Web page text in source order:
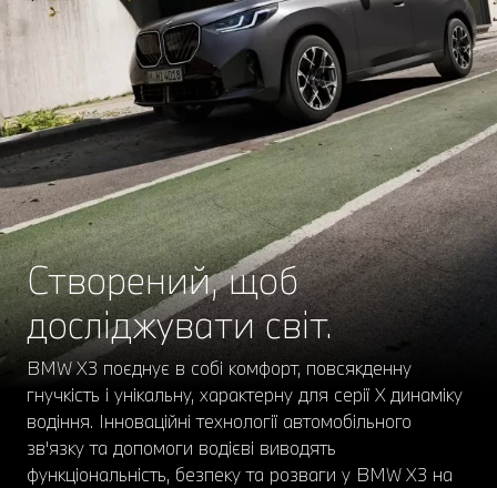
Створений, щоб
досліджувати світ.
BMW X3 поєднує в собі комфорт, повсякденну
гнучкість і унікальну, характерну для серії X динаміку
водіння. Інноваційні технології автомобільного
зв'язку та допомоги водієві виводять
функціональність, безпеку та розваги у BMW X3 на